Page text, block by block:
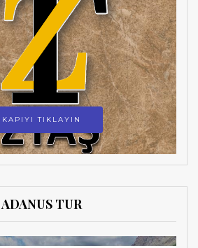
KAPIYI TIKLAYIN
ADANUS TUR